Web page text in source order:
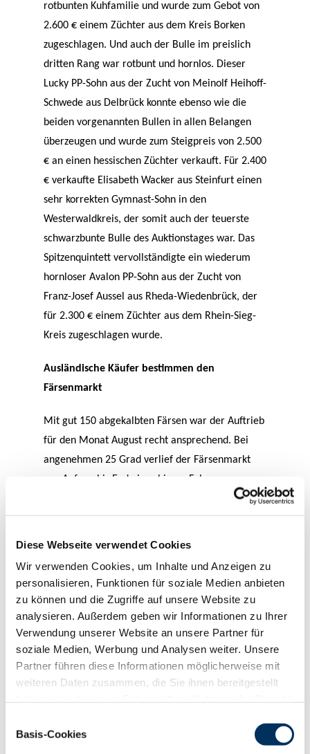
Diese Webseite verwendet Cookies
Wir verwenden Cookies, um Inhalte und Anzeigen zu
personalisieren, Funktionen für soziale Medien anbieten
zu können und die Zugriffe auf unsere Website zu
analysieren. Außerdem geben wir Informationen zu Ihrer
Verwendung unserer Website an unsere Partner für
soziale Medien, Werbung und Analysen weiter. Unsere
Partner führen diese Informationen möglicherweise mit
weiteren Daten zusammen, die Sie ihnen bereitgestellt
Cookies, wenn Sie unsere Webseite weiterhin nutzen.
Basis-Cookies
rotbunten Kuhfamilie und wurde zum Gebot von
2.600 € einem Züchter aus dem Kreis Borken
zugeschlagen. Und auch der Bulle im preislich
dritten Rang war rotbunt und hornlos. Dieser
Lucky PP-Sohn aus der Zucht von Meinolf Heihoff-
Schwede aus Delbrück konnte ebenso wie die
beiden vorgenannten Bullen in allen Belangen
überzeugen und wurde zum Steigpreis von 2.500
€ an einen hessischen Züchter verkauft. Für 2.400
€ verkaufte Elisabeth Wacker aus Steinfurt einen
sehr korrekten Gymnast-Sohn in den
Westerwaldkreis, der somit auch der teuerste
schwarzbunte Bulle des Auktionstages war. Das
Spitzenquintett vervollständigte ein wiederum
hornloser Avalon PP-Sohn aus der Zucht von
Franz-Josef Aussel aus Rheda-Wiedenbrück, der
für 2.300 € einem Züchter aus dem Rhein-Sieg-
Kreis zugeschlagen wurde.
Ausländische Käufer bestimmen den
Färsenmarkt
Mit gut 150 abgekalbten Färsen war der Auftrieb
für den Monat August recht ansprechend. Bei
angenehmen 25 Grad verlief der Färsenmarkt
von Anfang bis Ende in ruhigem Fahrwasser.
Unsere ausländischen Stammkunden waren bei
der Anzahl der Gebote, aber auch bei der
Rinder im Vergleich zum Vormonat pendelte sich
der Durchschnittspreis letztlich bei 1.631 € ein.
Die beiden teuersten Färsen wechselten für
jeweils 2.300 € in den Stall eines belgischen
Stammkunden. Die Erste im Bunde war eine
Tadel und mit einer passenden Einsatzleistung im